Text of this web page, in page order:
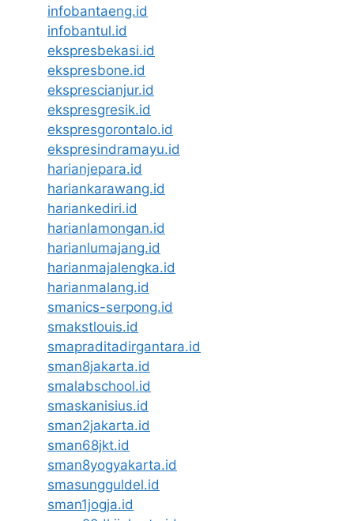
infobantaeng.id
infobantul.id
ekspresbekasi.id
ekspresbone.id
eksprescianjur.id
ekspresgresik.id
ekspresgorontalo.id
ekspresindramayu.id
harianjepara.id
hariankarawang.id
hariankediri.id
harianlamongan.id
harianlumajang.id
harianmajalengka.id
harianmalang.id
smanics-serpong.id
smakstlouis.id
smapraditadirgantara.id
sman8jakarta.id
smalabschool.id
smaskanisius.id
sman2jakarta.id
sman68jkt.id
sman8yogyakarta.id
smasungguldel.id
sman1jogja.id